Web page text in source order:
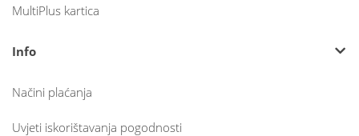
MultiPlus kartica
Info
Načini plaćanja
Uvjeti iskorištavanja pogodnosti